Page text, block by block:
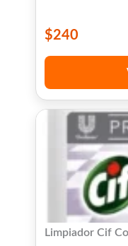
$240
Limpiador Cif